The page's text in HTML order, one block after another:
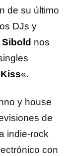
de su último
DJs y
nos
Kiss«.
y house
de
indie-rock
con